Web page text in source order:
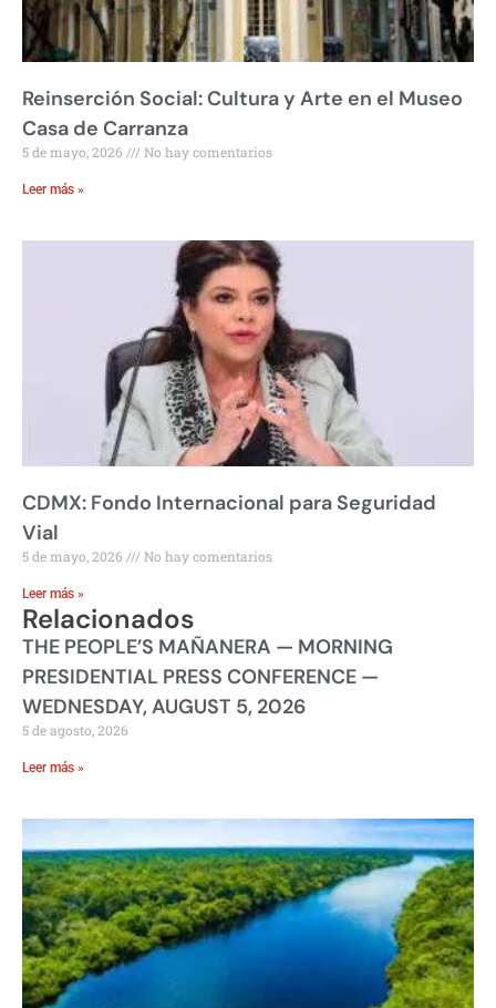
Reinserción Social: Cultura y Arte en el Museo
Casa de Carranza
5 de mayo, 2026 No hay comentarios
Leer más »
CDMX: Fondo Internacional para Seguridad
Vial
5 de mayo, 2026 No hay comentarios
Leer más »
Relacionados
THE PEOPLE’S MAÑANERA — MORNING
PRESIDENTIAL PRESS CONFERENCE —
WEDNESDAY, AUGUST 5, 2026
5 de agosto, 2026
Leer más »